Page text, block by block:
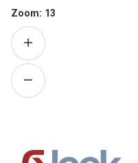
Zoom: 13